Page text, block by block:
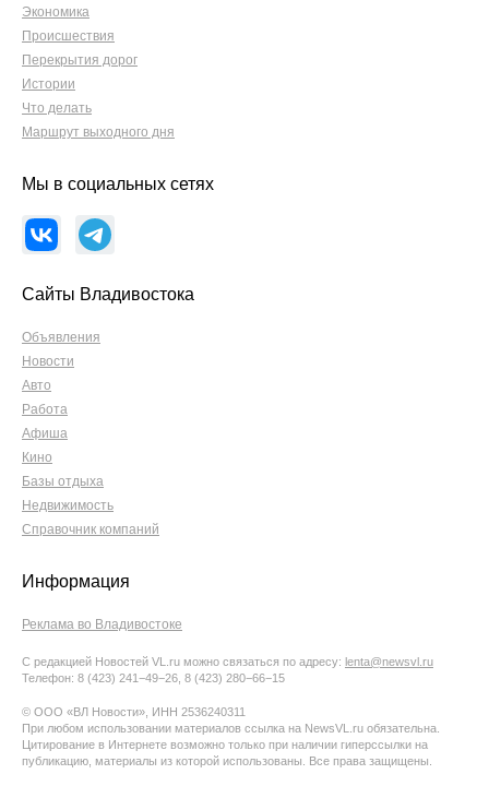
Экономика
Происшествия
Перекрытия дорог
Истории
Что делать
Маршрут выходного дня
Мы в социальных сетях
Сайты Владивостока
Объявления
Новости
Авто
Работа
Афиша
Кино
Базы отдыха
Недвижимость
Справочник компаний
Информация
Реклама во Владивостоке
С редакцией Новостей VL.ru можно связаться по адресу: lenta@newsvl.ru
Телефон: 8 (423) 241−49−26, 8 (423) 280−66−15
© ООО «ВЛ Новости», ИНН 2536240311
При любом использовании материалов ссылка на NewsVL.ru обязательна.
Цитирование в Интернете возможно только при наличии гиперссылки на
публикацию, материалы из которой использованы. Все права защищены.